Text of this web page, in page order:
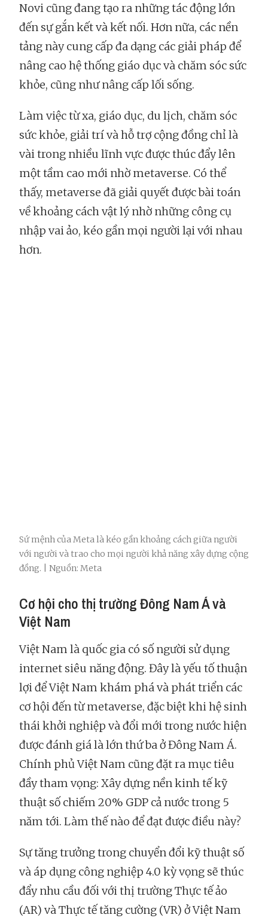
Novi cũng đang tạo ra những tác động lớn
đến sự gắn kết và kết nối. Hơn nữa, các nền
tảng này cung cấp đa dạng các giải pháp để
nâng cao hệ thống giáo dục và chăm sóc sức
khỏe, cũng như nâng cấp lối sống.
Làm việc từ xa, giáo dục, du lịch, chăm sóc
sức khỏe, giải trí và hỗ trợ cộng đồng chỉ là
vài trong nhiều lĩnh vực được thúc đẩy lên
một tầm cao mới nhờ metaverse. Có thể
thấy, metaverse đã giải quyết được bài toán
về khoảng cách vật lý nhờ những công cụ
nhập vai ảo, kéo gần mọi người lại với nhau
hơn.
Sứ mệnh của Meta là kéo gần khoảng cách giữa người
với người và trao cho mọi người khả năng xây dựng cộng
đồng. | Nguồn: Meta
Cơ hội cho thị trường Đông Nam Á và
Việt Nam
Việt Nam là quốc gia có số người sử dụng
internet siêu năng động. Đây là yếu tố thuận
lợi để Việt Nam khám phá và phát triển các
cơ hội đến từ metaverse, đặc biệt khi hệ sinh
thái khởi nghiệp và đổi mới trong nước hiện
được đánh giá là lớn thứ ba ở Đông Nam Á.
Chính phủ Việt Nam cũng đặt ra mục tiêu
đầy tham vọng: Xây dựng nền kinh tế kỹ
thuật số chiếm 20% GDP cả nước trong 5
năm tới. Làm thế nào để đạt được điều này?
Sự tăng trưởng trong chuyển đổi kỹ thuật số
và áp dụng công nghiệp 4.0 kỳ vọng sẽ thúc
đẩy nhu cầu đối với thị trường Thực tế ảo
(AR) và Thực tế tăng cường (VR) ở Việt Nam